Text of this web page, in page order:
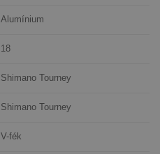
Alumínium
18
Shimano Tourney
Shimano Tourney
V-fék